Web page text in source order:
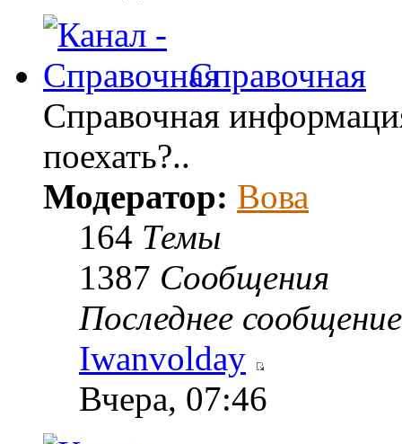
Справочная
Справочная
поехать?..
Модератор: Вова
164 Темы
1387 Сообщения
Последнее сообщение
Iwanvolday
Вчера, 07:46